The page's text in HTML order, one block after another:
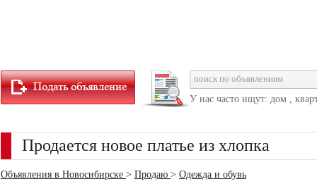
У нас часто ищут: дом ,
Продается новое платье из хлопка
Объявления в Новосибирске > Продаю > Одежда и обувь